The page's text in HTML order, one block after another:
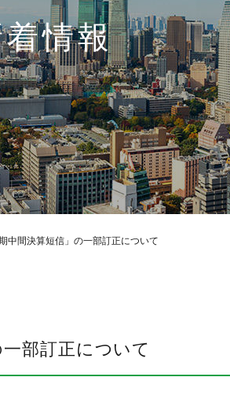
生産技術
農業事業
環境への取り組み
国内工場
フタバグループ
（日本、アジア、北米、欧州）
調達情報
株価情報
株式事務手続き
株主総会
よくあるご質問
着情報
中間決算短信」の一部訂正について
部訂正について